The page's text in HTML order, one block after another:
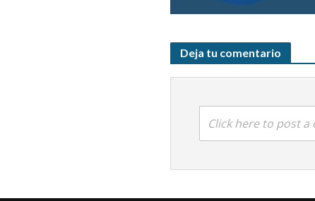
Deja tu comentario
Click here to post a